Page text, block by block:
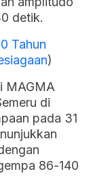
detik.
Tahun
)
MAGMA
di
pada 31
86-140